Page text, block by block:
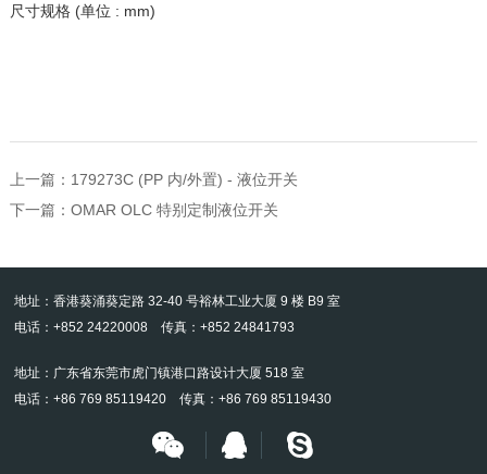
尺寸规格(单位 : mm)
上一篇： 179273C (PP 内/外置) - 液位开关
下一篇： OMAR OLC 特别定制液位开关
地址：香港葵涌葵定路 32-40 号裕林工业大厦 9 楼 B9 室
电话：+852 24220008 传真：+852 24841793
地址：广东省东莞市虎门镇港口路设计大厦 518 室
电话：+86 769 85119420 传真：+86 769 85119430